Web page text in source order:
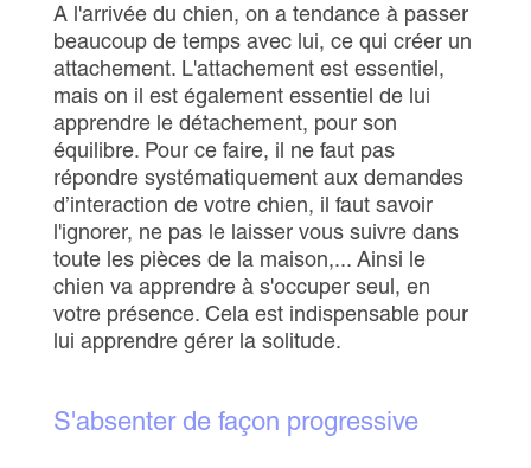
A l'arrivée du chien, on a tendance à passer
beaucoup de temps avec lui, ce qui créer un
attachement. L'attachement est essentiel,
mais on il est également essentiel de lui
apprendre le détachement, pour son
équilibre. Pour ce faire, il ne faut pas
répondre systématiquement aux demandes
d’interaction de votre chien, il faut savoir
l'ignorer, ne pas le laisser vous suivre dans
toute les pièces de la maison,... Ainsi le
chien va apprendre à s'occuper seul, en
votre présence. Cela est indispensable pour
lui apprendre gérer la solitude.
S'absenter de façon progressive